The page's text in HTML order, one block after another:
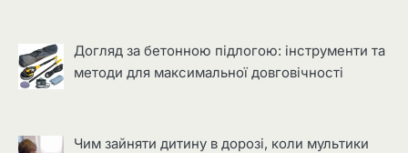
Догляд за бетонною підлогою: інструменти та
методи для максимальної довговічності
Чим зайняти дитину в дорозі, коли мультики